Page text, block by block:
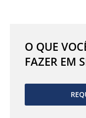
O QUE
FAZER EM